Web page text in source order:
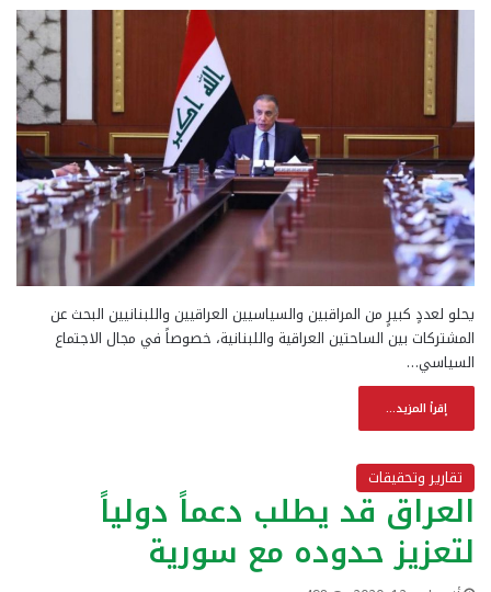
يحلو لعددٍ كبيرٍ من المراقبين والسياسيين العراقيين واللبنانيين البحث عن
المشتركات بين الساحتين العراقية واللبنانية، خصوصاً في مجال الاجتماع
السياسي…
إقرأ المزيد...
تقارير وتحقيقات
العراق قد يطلب دعماً دولياً
لتعزيز حدوده مع سورية